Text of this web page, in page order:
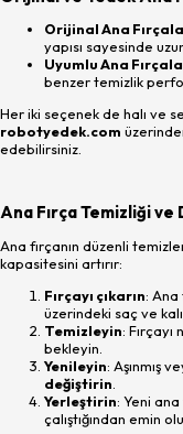
Orijinal Ana
yapısı sayesinde
Uyumlu Ana
benzer temizlik
Her iki seçenek de halı ve
robotyedek.com
edebilirsiniz.
Ana Fırça Temizliği ve
Ana fırçanın düzenli
kapasitesini artırır:
Fırçayı çıkarın: Ana
üzerindeki saç ve
Temizleyin:
bekleyin.
Yenileyin: Aşınmış
değiştirin
Yerleştirin: Yeni
çalıştığından emin